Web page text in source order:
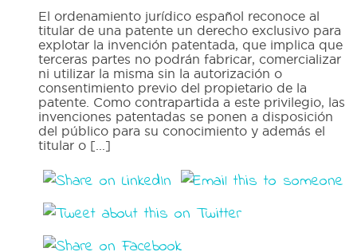
El ordenamiento jurídico español reconoce al
titular de una patente un derecho exclusivo para
explotar la invención patentada, que implica que
terceras partes no podrán fabricar, comercializar
ni utilizar la misma sin la autorización o
consentimiento previo del propietario de la
patente. Como contrapartida a este privilegio, las
invenciones patentadas se ponen a disposición
del público para su conocimiento y además el
titular o [...]